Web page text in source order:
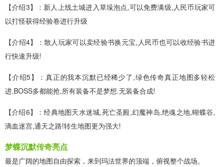
【介绍3】：新人上线土城进入草垛泡点,可以免费满级,人民币玩家可
以打怪获得经验卷进行升级
【介绍4】：散人玩家可以卖经验书换元宝,人民币也可以收经验书进
行快速升级!
【介绍5】：真正的我本沉默已经稀少了,绿色传奇真正地图多轻松
进,BOSS多都能抢,所有装备不是梦想.无装备合成!
【介绍6】：经典地图天水迷城,死亡圣殿,幻魔神岛,绝魂之地,蝴蝶谷,
滴血迷宫,通天之路!转生地图更为强大!
梦蝶沉默传奇亮点
最是广阔的地图自由探索，来到玛法世界的顶端，俯视整个战场。